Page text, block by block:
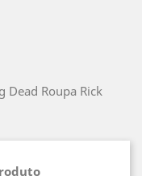
Dead Roupa Rick